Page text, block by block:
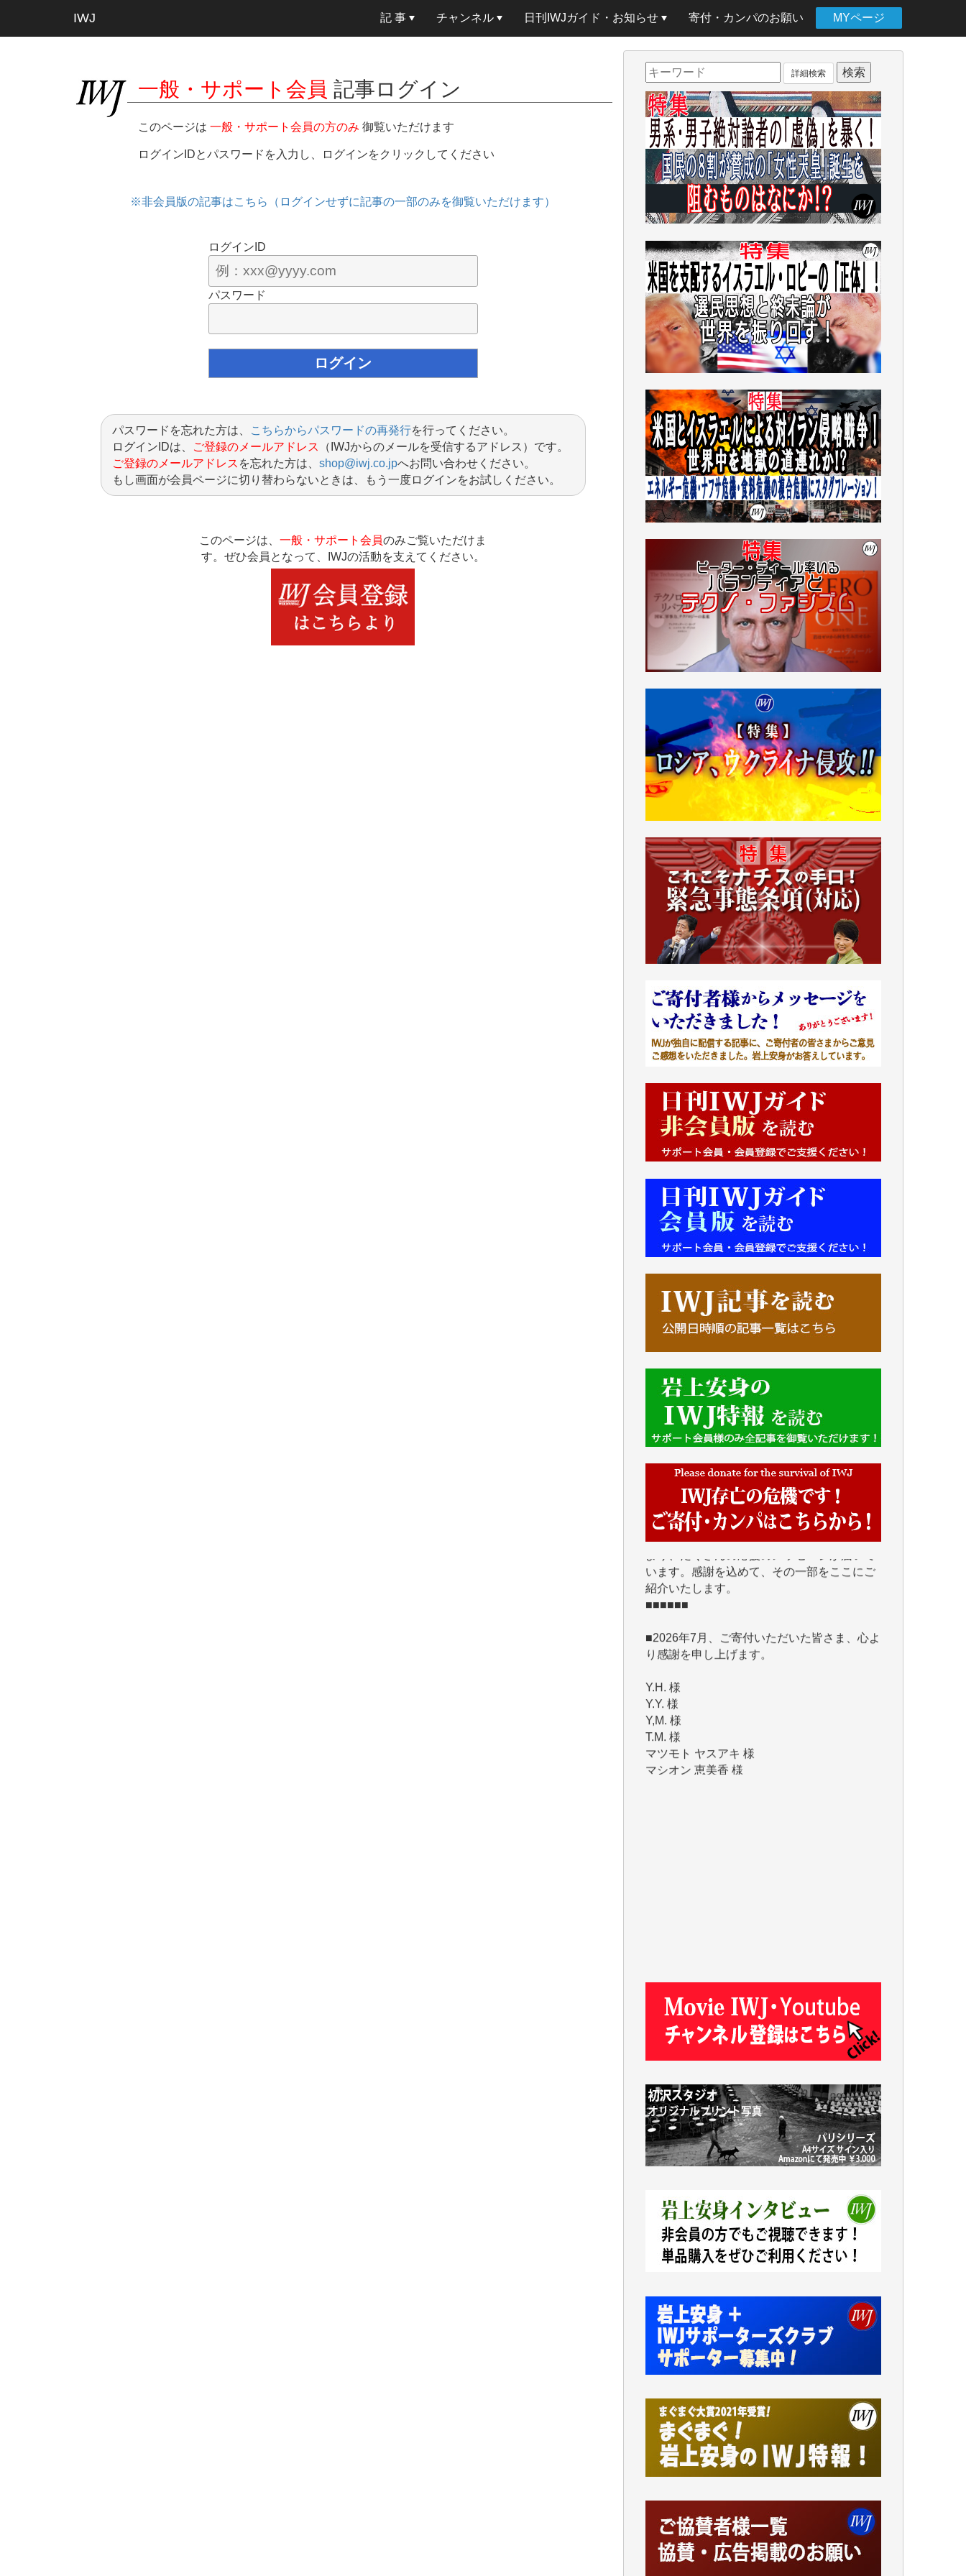
IWJ 記 事 チャンネル 日刊IWJガイド・お知らせ 寄付・カンパのお願い MYページ
一般・サポート会員 記事ログイン
このページは 一般・サポート会員の方のみ 御覧いただけます
ログインIDとパスワードを入力し、ログインをクリックしてください
※非会員版の記事はこちら（ログインせずに記事の一部のみを御覧いただけます）
ログインID
パスワード
パスワードを忘れた方は、 こちらからパスワードの再発行を行ってください。
ログインIDは、
ご登録のメールアドレス （IWJからのメールを受信するアドレス）です。
ご登録のメールアドレス を忘れた方は、 shop@iwj.co.jpへお問い合わせください。
もし画面が会員ページに切り替わらないときは、もう一度ログインをお試しください。
このページは、 一般・サポート会員のみご覧いただけま
す。ぜひ会員となって、IWJの活動を支えてください。
詳細検索
■■■■■■
IWJには、ご寄付・カンパをいただいた方々
より、たくさんの応援のメッセージが届いて
います。感謝を込めて、その一部をここにご
紹介いたします。
■■■■■■
■2026年7月、ご寄付いただいた皆さま、心よ
Y.H. 様
Y,M. 様
T.M. 様
マツモト ヤスアキ 様
マシオン 恵美香 様
岩井 祐子 様
吉村 隆子 様
マシオン恵美香 様
山本賢二 様
金 盛起 様
塩川 晃平 様
松本益美 様
井出 隆太 様
及川昭男 様
岩井祐子 様
藤岡比左志 様
井出 隆太 様
小池説夫 様
アオキカナメ 様
です。市民側に立つ講演会にIWJのカメラマ
ンをよく拝見しております。コンテンツが失
われるのはあまりにもったいない。少しでも
お役立てください。（H.O.様）
様）
今日、僅かですがカンパしました。IWJの危
機を乗り切るには到底及ばない額ですが病気
の妻を抱えている私にとっては精一杯のカン
かねてよりIWJが発してきた膨大な取材記事
や解説記事、そして各界の方々とのインタビ
ューは大袈裟ではなく、極めて重要な知的財
産だと思っています。
Windows7の頃はIWJの動画もRealPlayerで録